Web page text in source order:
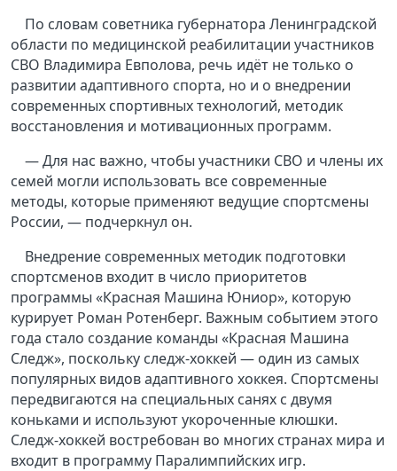
По словам советника губернатора Ленинградской
области по медицинской реабилитации участников
СВО Владимира Евполова, речь идёт не только о
развитии адаптивного спорта, но и о внедрении
современных спортивных технологий, методик
восстановления и мотивационных программ.
— Для нас важно, чтобы участники СВО и члены их
семей могли использовать все современные
методы, которые применяют ведущие спортсмены
России, — подчеркнул он.
Внедрение современных методик подготовки
спортсменов входит в число приоритетов
программы «Красная Машина Юниор», которую
курирует Роман Ротенберг. Важным событием этого
года стало создание команды «Красная Машина
Следж», поскольку следж-хоккей — один из самых
популярных видов адаптивного хоккея. Спортсмены
передвигаются на специальных санях с двумя
коньками и используют укороченные клюшки.
Следж-хоккей востребован во многих странах мира и
входит в программу Паралимпийских игр.